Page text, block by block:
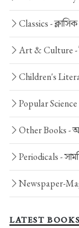
Classics -ক্লাসিক
Art & Culture -
Children's
Popular
Other Books -
Periodicals -
Newspaper-
LATEST BOOKS